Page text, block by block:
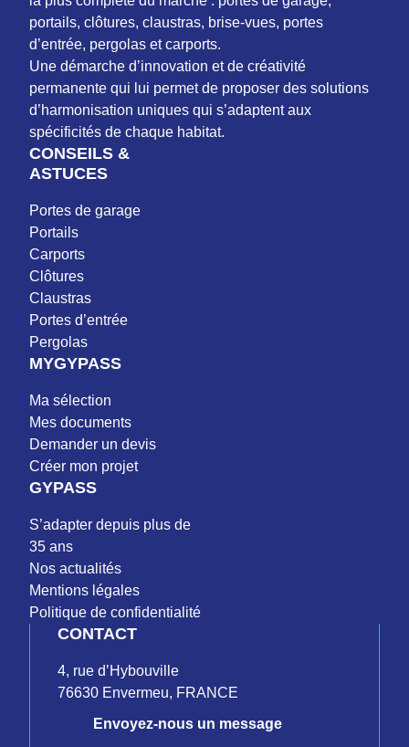
portails, clôtures, claustras, brise-vues, portes
d’entrée, pergolas et carports.
Une démarche d’innovation et de créativité
permanente qui lui permet de proposer des solutions
d’harmonisation uniques qui s’adaptent aux
spécificités de chaque habitat.
CONSEILS &
ASTUCES
Portes de garage
Portails
Carports
Clôtures
Claustras
Portes d’entrée
Pergolas
MYGYPASS
Ma sélection
Mes documents
Demander un devis
Créer mon projet
GYPASS
S’adapter depuis plus de
35 ans
Nos actualités
Mentions légales
Politique de confidentialité
CONTACT
4, rue d’Hybouville
76630 Envermeu, FRANCE
Envoyez-nous un message